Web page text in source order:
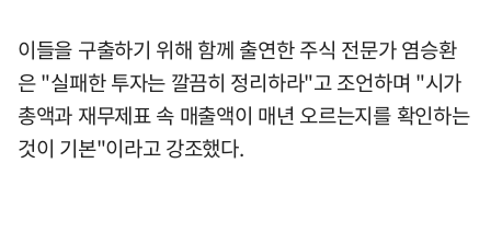
이들을 구출하기 위해 함께 출연한 주식 전문가 염승환
은 "실패한 투자는 깔끔히 정리하라"고 조언하며 "시가
총액과 재무제표 속 매출액이 매년 오르는지를 확인하는
것이 기본"이라고 강조했다.